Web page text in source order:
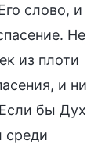
слово, и
Не
из плоти
и ни
бы Дух
среди